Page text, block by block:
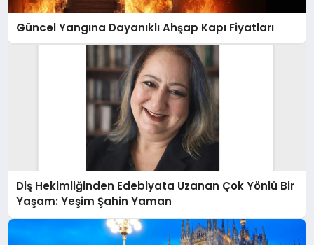
Güncel Yangına Dayanıklı Ahşap Kapı Fiyatları
Diş Hekimliğinden Edebiyata Uzanan Çok Yönlü Bir
Yaşam: Yeşim Şahin Yaman